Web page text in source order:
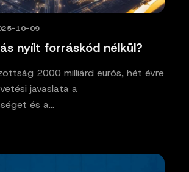
nyílt forráskód nélkül?
10-09
2000 milliárd eurós, hét évre
javaslata a
és a…